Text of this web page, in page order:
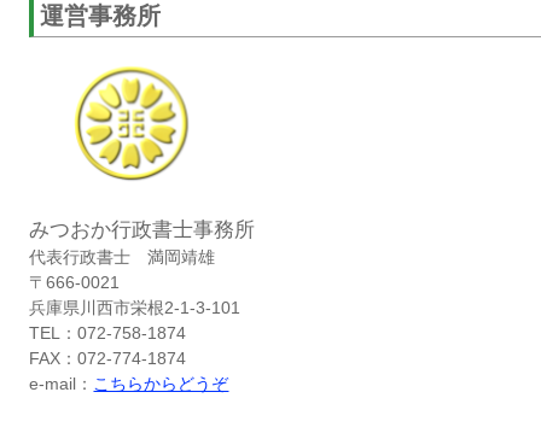
運営事務所
みつおか行政書士事務所
代表行政書士 満岡靖雄
〒666-0021
兵庫県川西市栄根2-1-3-101
TEL：072-758-1874
FAX：072-774-1874
e-mail： こちらからどうぞ